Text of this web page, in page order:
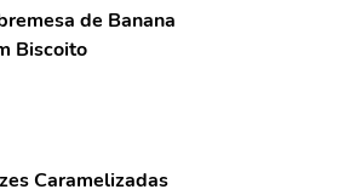
de Banana
Biscoito
Caramelizadas